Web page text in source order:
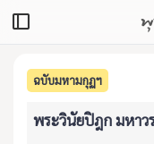
ฉบับมหามกุฏฯ
พระวินัยปิฎก มหาว